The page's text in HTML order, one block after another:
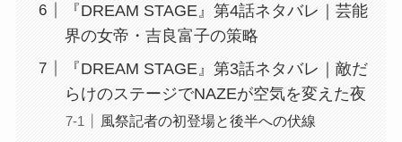
『DREAM STAGE』第4話ネタバレ｜芸能
界の女帝・吉良富子の策略
『DREAM STAGE』第3話ネタバレ｜敵だ
らけのステージでNAZEが空気を変えた夜
風祭記者の初登場と後半への伏線